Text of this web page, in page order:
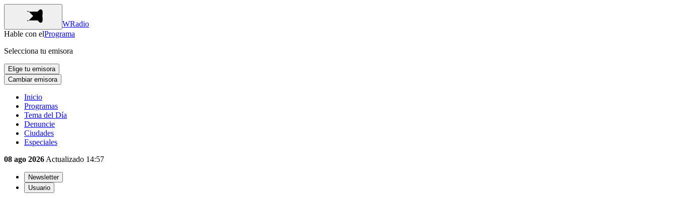
WRadio
Hable con elPrograma
Selecciona tu emisora
Elige tu emisora
Cambiar emisora
Inicio
Programas
Tema del Día
Denuncie
Ciudades
Especiales
08 ago 2026 Actualizado 14:57
Newsletter
Usuario